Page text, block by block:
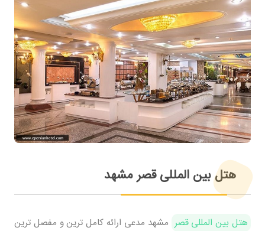
هتل بین المللی قصر مشهد
هتل بین المللی قصر مشهد مدعی ارائه کامل ترین و مفصل ترین